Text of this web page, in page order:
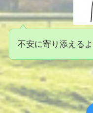
不安に寄り添える